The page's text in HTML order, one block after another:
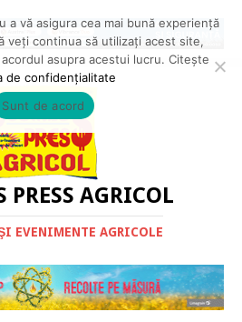
PRESS AGRICOL
EVENIMENTE AGRICOLE
a vă asigura cea mai bună experiență
veți continua să utilizați acest site,
asupra acestui lucru. Citește
de confidențialitate
Sunt de acord